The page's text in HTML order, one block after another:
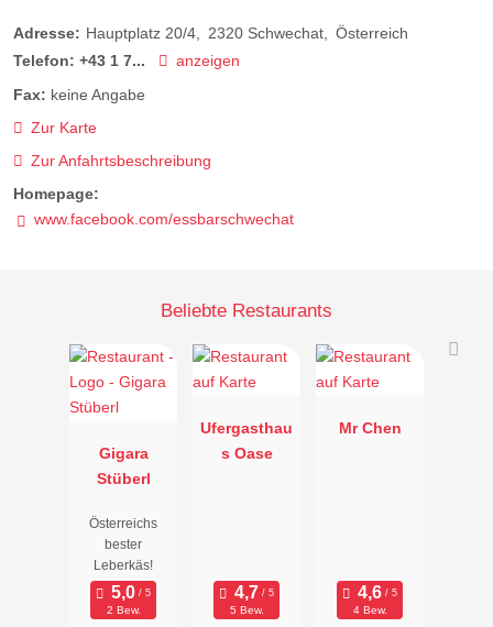
Adresse: Hauptplatz 20/4 2320 Schwechat
Österreich
Telefon: +43 1 7...
anzeigen
Fax: keine Angabe
Zur Karte
Zur Anfahrtsbeschreibung
Homepage:
www.facebook.com/essbarschwechat
Beliebte Restaurants
Gigara
Stüberl
Österreichs
bester
Leberkäs!
2 Bew.
Ufergasthau
s Oase
5 Bew.
Mr Chen
4 Bew.